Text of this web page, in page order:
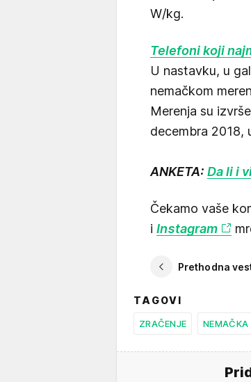
W/kg.
Telefoni koji
U nastavku, u
nemačkom
Merenja su
decembra 2018,
ANKETA: Da li i
Čekamo vaše
i Instagram
Prethodna
TAGOVI
ZRAČENJE NEMAČKA